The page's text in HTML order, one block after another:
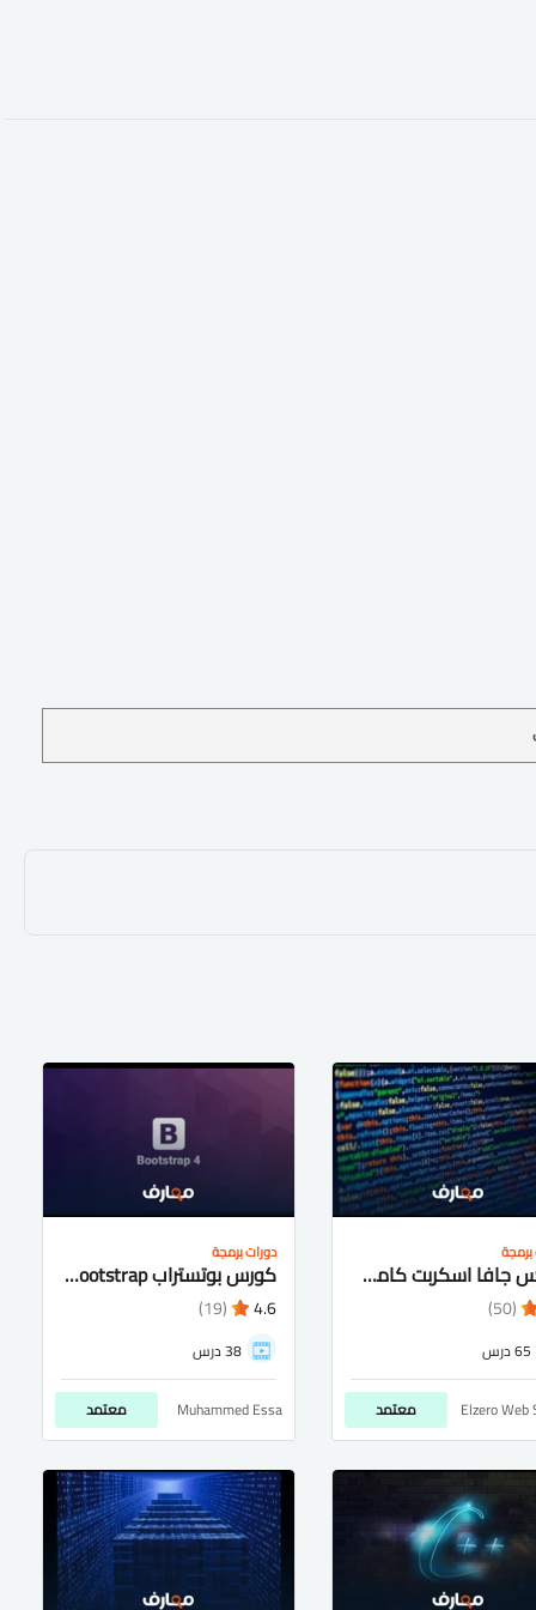
كورس جافا اسكربت كامل شرح عربى للمبتدئيين
(50)
65 درس
Elzero Web معتمد
دورات برمجة
كورس بوتستراب bootstrap شرح عربى كامل للمتبدئيين
4.6
(19)
38 درس
Muhammed Essa معتمد